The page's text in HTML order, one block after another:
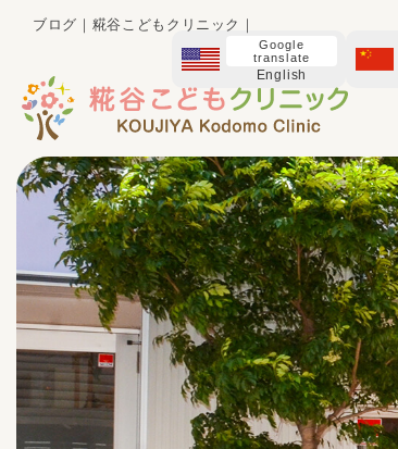
Google
translate
English
ブログ｜糀谷こどもクリニック｜